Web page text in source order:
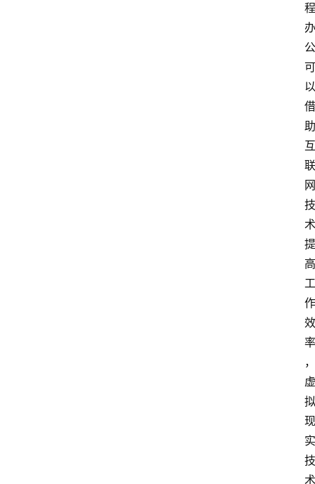
程
办
公
可
以
借
助
互
联
网
技
术
提
高
工
作
效
率
，
虚
拟
现
实
技
术